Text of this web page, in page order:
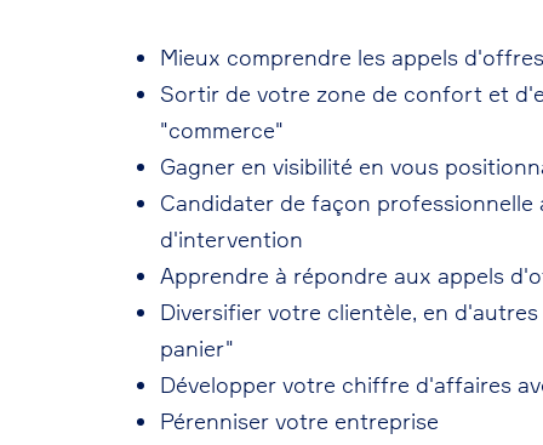
Mieux comprendre les appels
Sortir de votre zone de confort et
"commerce"
Gagner en visibilité en vous
Candidater de façon
d'intervention
Apprendre à répondre aux appels
Diversifier votre clientèle, en
panier"
Développer votre chiffre d'affaires
Pérenniser votre entreprise